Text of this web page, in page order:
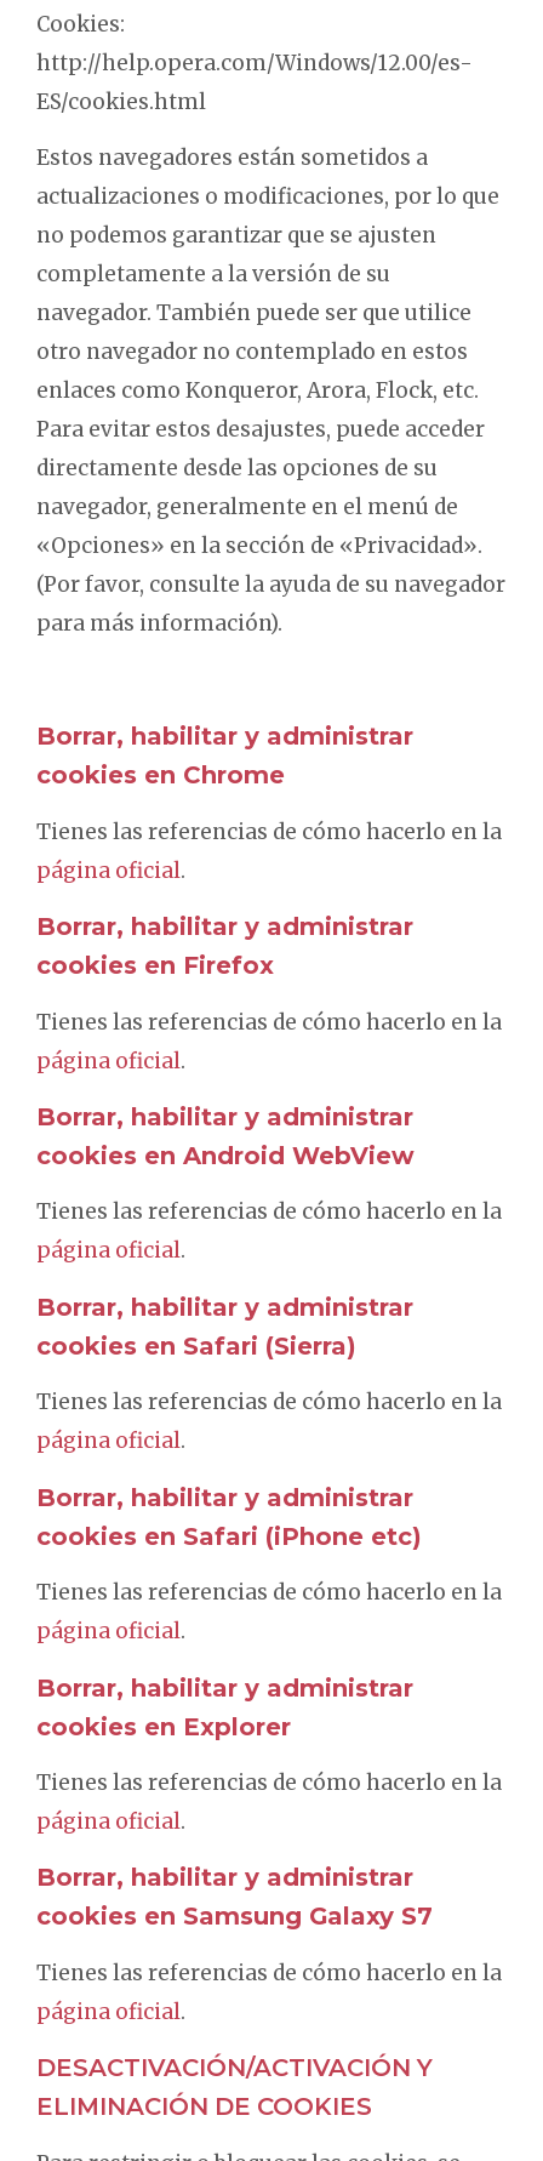
Cookies:
http://help.opera.com/Windows/12.00/es-
ES/cookies.html
Estos navegadores están sometidos a
actualizaciones o modificaciones, por lo que
no podemos garantizar que se ajusten
completamente a la versión de su
navegador. También puede ser que utilice
otro navegador no contemplado en estos
enlaces como Konqueror, Arora, Flock, etc.
Para evitar estos desajustes, puede acceder
directamente desde las opciones de su
navegador, generalmente en el menú de
«Opciones» en la sección de «Privacidad».
(Por favor, consulte la ayuda de su navegador
para más información).
Borrar, habilitar y administrar
cookies en Chrome
Tienes las referencias de cómo hacerlo en la
página oficial.
Borrar, habilitar y administrar
cookies en Firefox
Tienes las referencias de cómo hacerlo en la
página oficial.
Borrar, habilitar y administrar
cookies en Android WebView
Tienes las referencias de cómo hacerlo en la
página oficial.
Borrar, habilitar y administrar
cookies en Safari (Sierra)
Tienes las referencias de cómo hacerlo en la
página oficial.
Borrar, habilitar y administrar
cookies en Safari (iPhone etc)
Tienes las referencias de cómo hacerlo en la
página oficial.
Borrar, habilitar y administrar
cookies en Explorer
Tienes las referencias de cómo hacerlo en la
página oficial.
Borrar, habilitar y administrar
cookies en Samsung Galaxy S7
Tienes las referencias de cómo hacerlo en la
página oficial.
DESACTIVACIÓN/ACTIVACIÓN Y
ELIMINACIÓN DE COOKIES